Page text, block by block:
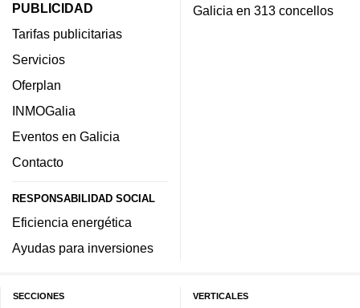
PUBLICIDAD
Tarifas publicitarias
Servicios
Oferplan
INMOGalia
Eventos en Galicia
Contacto
RESPONSABILIDAD SOCIAL
Eficiencia energética
Ayudas para inversiones
Galicia en 313 concellos
SECCIONES VERTICALES